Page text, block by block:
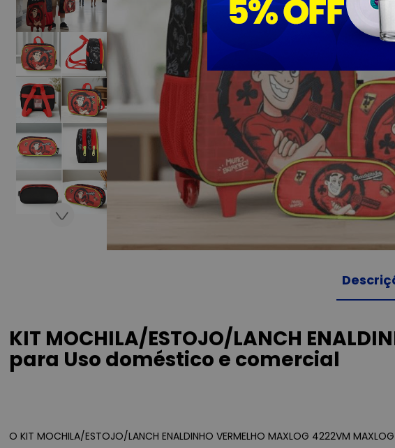
KIT MOCHILA/ESTOJO/LANCH
para Uso doméstico e comercial
O KIT MOCHILA/ESTOJO/LANCH ENALDINHO VERMELHO MAXLOG 4222VM